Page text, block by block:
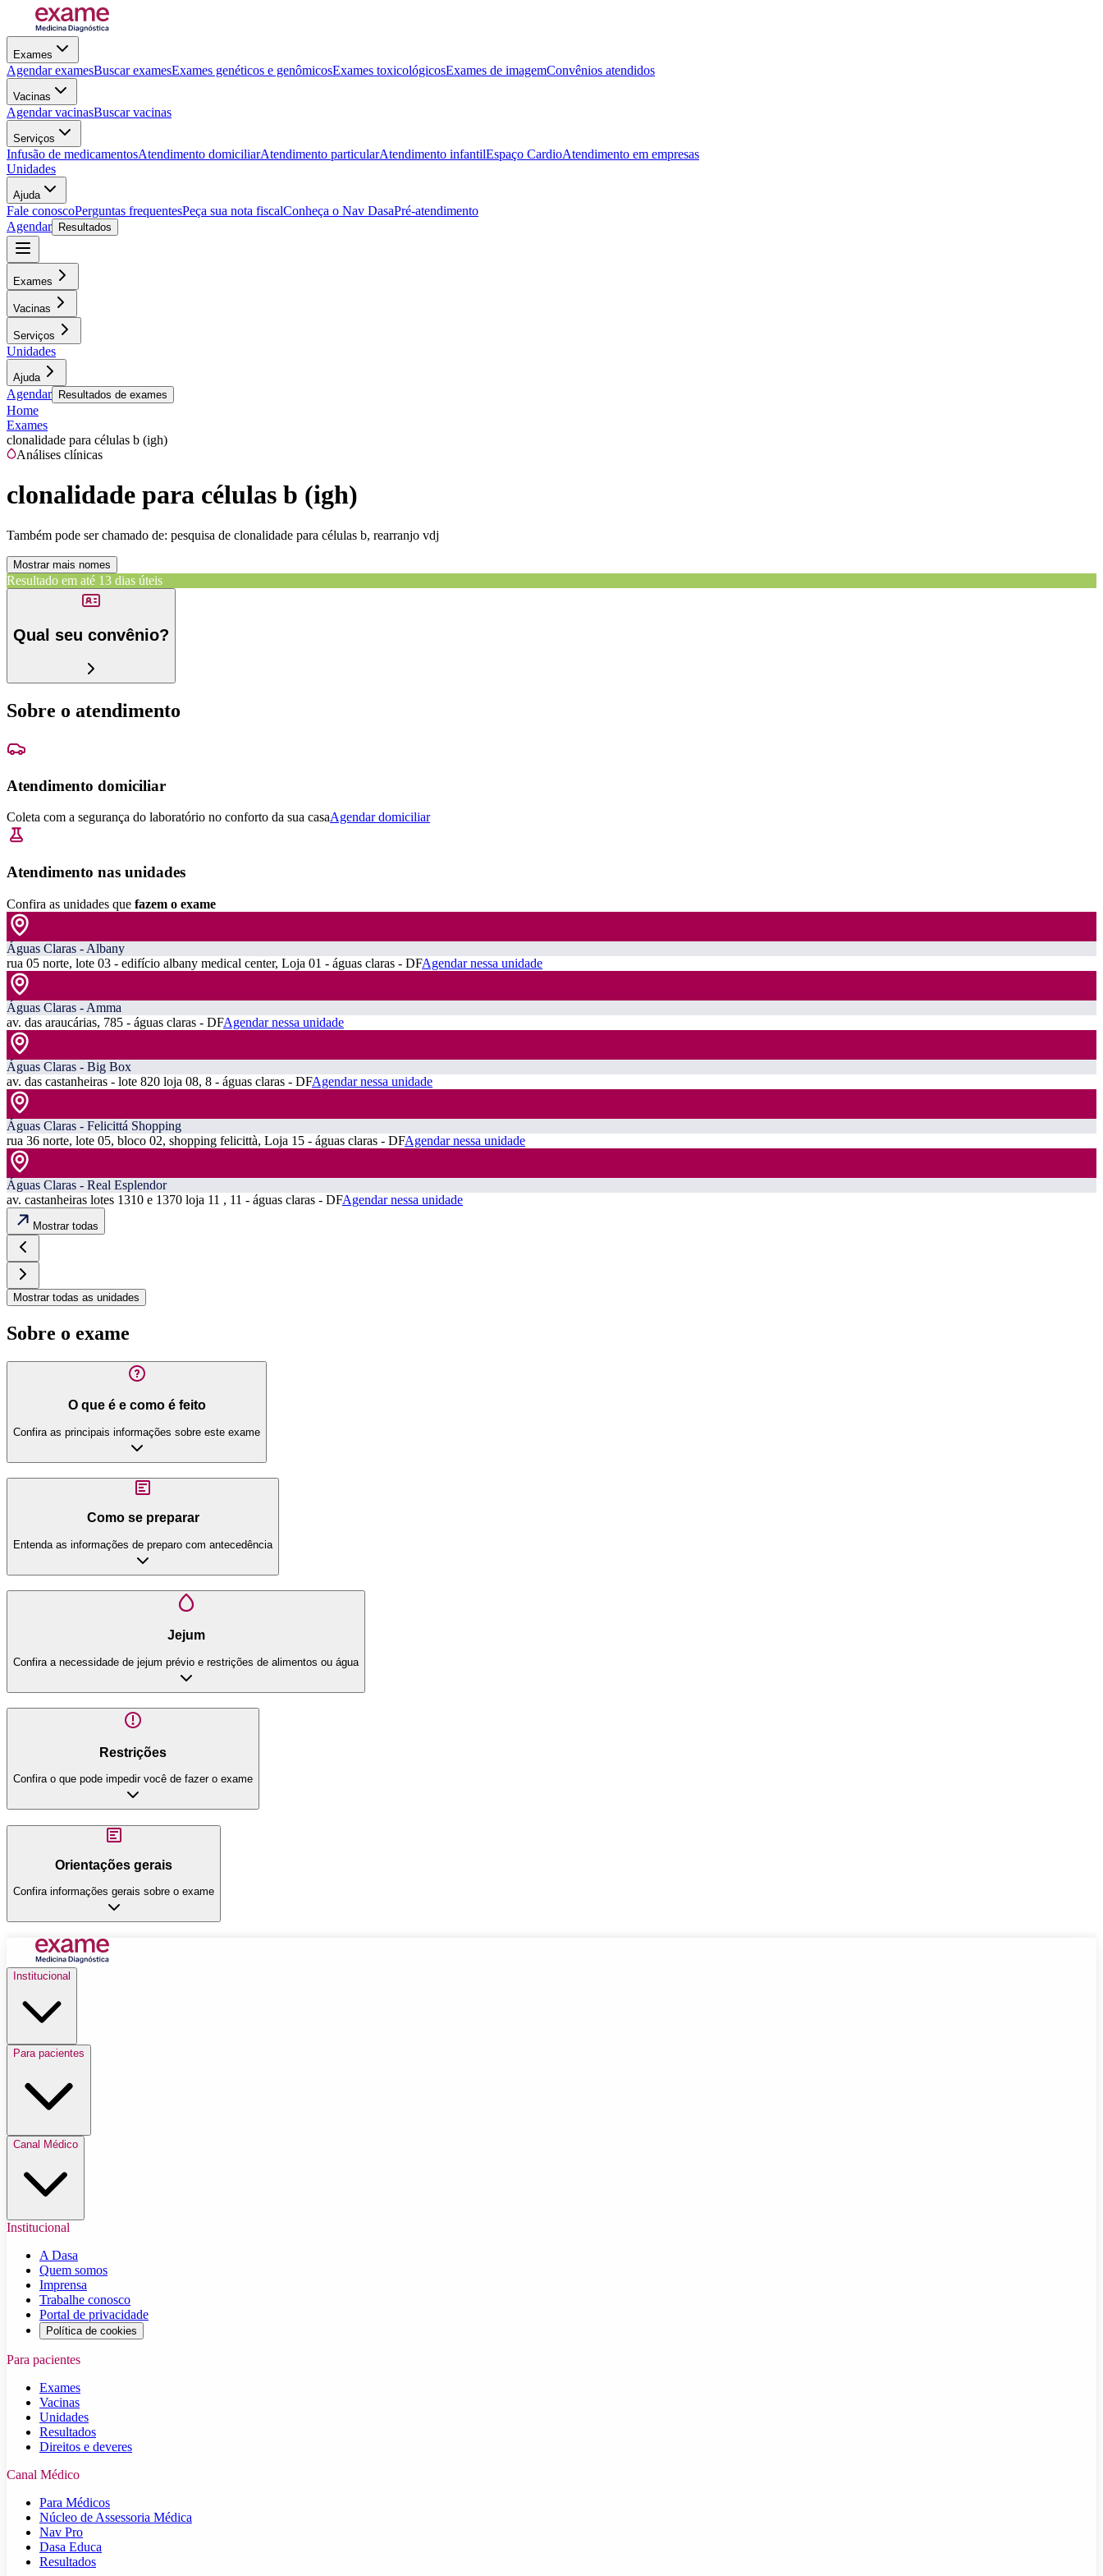
Exames
Agendar examesBuscar examesExames genéticos e genômicosExames toxicológicosExames de imagemConvênios atendidos
Vacinas
Agendar vacinasBuscar vacinas
Serviços
Infusão de medicamentosAtendimento domiciliarAtendimento particularAtendimento infantilEspaço CardioAtendimento em empresas
Unidades
Ajuda
Fale conoscoPerguntas frequentesPeça sua nota fiscalConheça o Nav DasaPré-atendimento
Agendar
Resultados
Exames
Vacinas
Serviços
Unidades
Ajuda
Agendar Resultados de exames
Home
Exames
clonalidade para células b (igh)
Análises clínicas
clonalidade para células b (igh)
Também pode ser chamado de: pesquisa de clonalidade para células b, rearranjo vdj
Mostrar mais nomes
Resultado em até 13 dias úteis
Qual seu convênio?
Sobre o atendimento
Atendimento domiciliar
Coleta com a segurança do laboratório no conforto da sua casaAgendar domiciliar
Atendimento nas unidades
Confira as unidades que fazem o exame
Águas Claras - Albany
rua 05 norte, lote 03 - edifício albany medical center, Loja 01 - águas claras - DFAgendar nessa unidade
Águas Claras - Amma
av. das araucárias, 785 - águas claras - DFAgendar nessa unidade
Águas Claras - Big Box
av. das castanheiras - lote 820 loja 08, 8 - águas claras - DFAgendar nessa unidade
Águas Claras - Felicittá Shopping
rua 36 norte, lote 05, bloco 02, shopping felicittà, Loja 15 - águas claras - DFAgendar nessa unidade
Águas Claras - Real Esplendor
av. castanheiras lotes 1310 e 1370 loja 11 , 11 - águas claras - DFAgendar nessa unidade
Mostrar todas
Mostrar todas as unidades
Sobre o exame
O que é e como é feito
Confira as principais informações sobre este exame
Como se preparar
Entenda as informações de preparo com antecedência
Jejum
Confira a necessidade de jejum prévio e restrições de alimentos ou água
Restrições
Confira o que pode impedir você de fazer o exame
Orientações gerais
Confira informações gerais sobre o exame
Institucional
Para pacientes
Canal Médico
Institucional
A Dasa
Quem somos
Imprensa
Trabalhe conosco
Portal de privacidade
Política de cookies
Para pacientes
Exames
Vacinas
Unidades
Resultados
Direitos e deveres
Canal Médico
Para Médicos
Núcleo de Assessoria Médica
Nav Pro
Dasa Educa
Resultados